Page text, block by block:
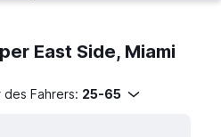
East Side, Miami
des Fahrers: 25-65